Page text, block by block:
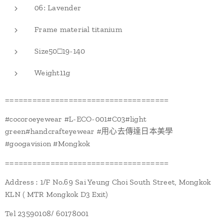
06: Lavender
Frame material titanium
Size50□19-140
Weight11g
====================================
#cocoroeyewear #L-ECO-001#C03#light
green#handcrafteyewear #用心去傳達日本美學
#googavision #Mongkok
====================================
Address : 1/F No.69 Sai Yeung Choi South Street, Mongkok
KLN ( MTR Mongkok D3 Exit)
Tel 23590108/ 60178001